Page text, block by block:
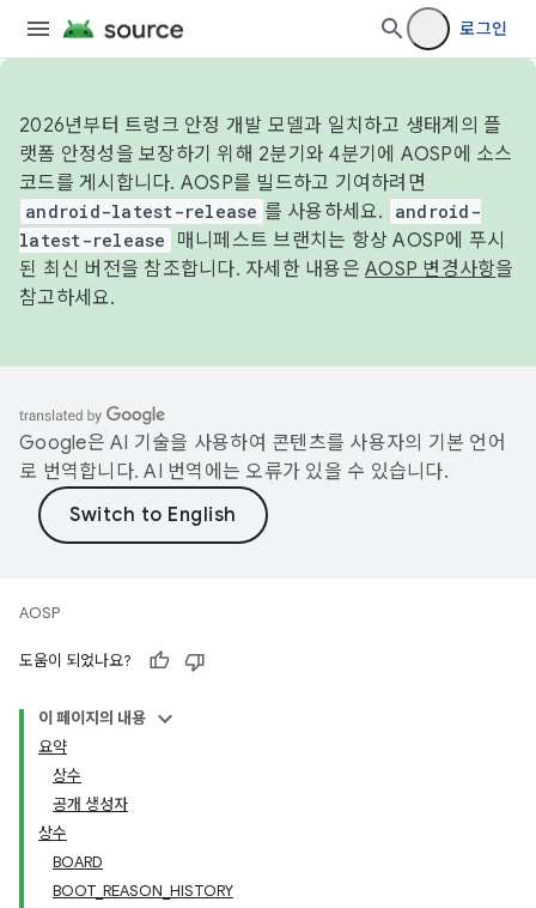
로그인
2026년부터 트렁크 안정 개발 모델과 일치하고 생태계의 플
랫폼 안정성을 보장하기 위해 2분기와 4분기에 AOSP에 소스
코드를 게시합니다. AOSP를 빌드하고 기여하려면
android-latest-release 를 사용하세요.
android-
latest-release
매니페스트 브랜치는 항상 AOSP에 푸시
된 최신 버전을 참조합니다. 자세한 내용은 AOSP 변경사항을
참고하세요.
Google은 AI 기술을 사용하여 콘텐츠를 사용자의 기본 언어
로 번역합니다. AI 번역에는 오류가 있을 수 있습니다.
AOSP
도움이 되었나요?
이 페이지의 내용
요약
상수
공개 생성자
상수
BOARD
BOOT_REASON_HISTORY